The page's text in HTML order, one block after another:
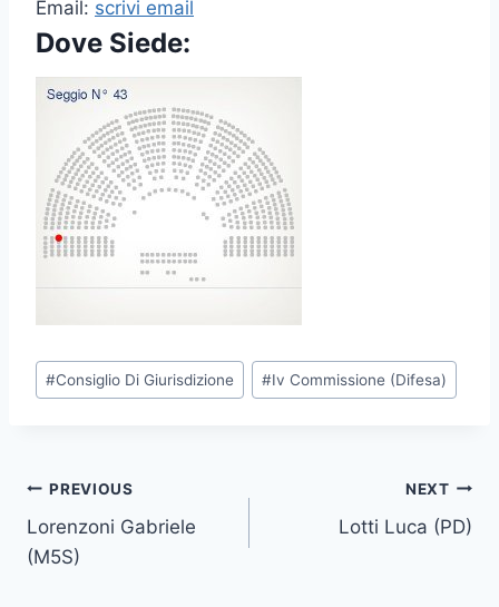
Email: scrivi email
Dove Siede:
P
o
T
a
g
#Consiglio Di Giurisdizione #Iv Commissione (Difesa)
Post
navigation
PREVIOUS
Lorenzoni Gabriele
(M5S)
NEXT
Lotti Luca (PD)